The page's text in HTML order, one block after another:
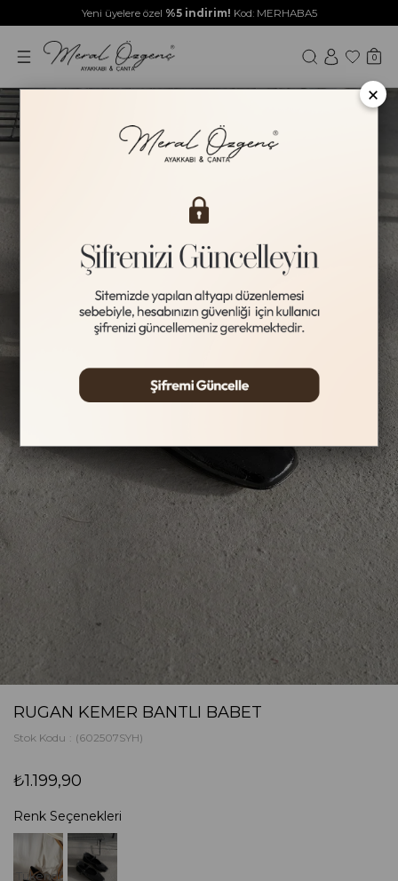
Yeni üyelere özel %5 indirim! Kod: MERHABA5
0
RUGAN KEMER BANTLI BABET
Stok Kodu (602507SYH)
₺1.199,90
Renk Seçenekleri
Tükendi
×